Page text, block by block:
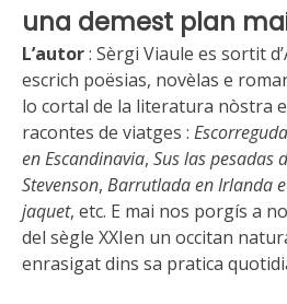
una demest plan
L’autor: Sèrgi Viaule es sortit
escrich poësias, novèlas e
lo cortal de la literatura nòstra
racontes de viatges :
en Escandinavia, Sus las pesadas
Stevenson, Barrutlada en Irlanda
jaquet, etc. E mai nos porgís a
del sègle XXIen un occitan
enrasigat dins sa pratica